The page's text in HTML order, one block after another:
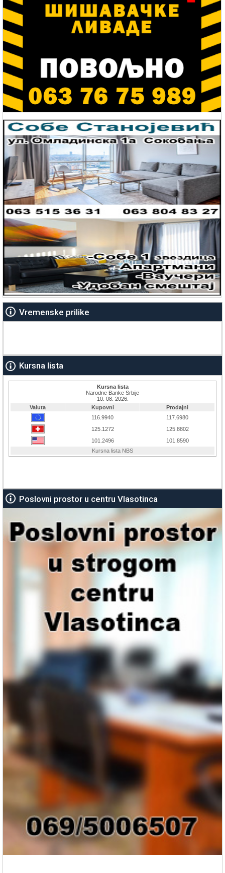
Vremenske prilike
Kursna lista
Poslovni prostor u centru Vlasotinca